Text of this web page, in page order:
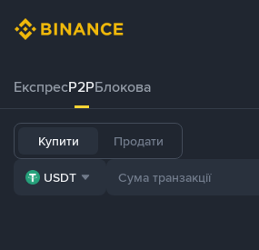
ЕкспресP2PБлокова
Купити Продати
USDT